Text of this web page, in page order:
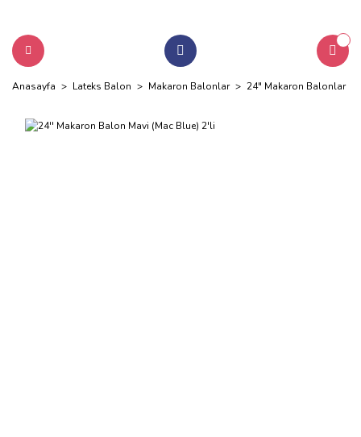
Anasayfa Lateks Balon Makaron Balonlar 24" Makaron Balonlar